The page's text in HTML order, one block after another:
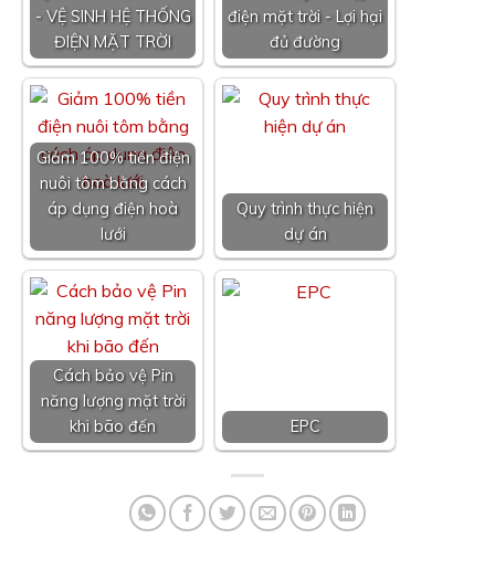
- VỆ SINH HỆ THỐNG
ĐIỆN MẶT TRỜI
điện mặt trời - Lợi hại
đủ đường
Giảm 100% tiền điện
nuôi tôm bằng cách
áp dụng điện hoà
lưới
Quy trình thực hiện
dự án
Cách bảo vệ Pin
năng lượng mặt trời
khi bão đến
EPC